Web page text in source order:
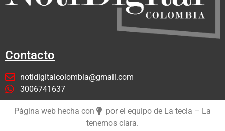
Contacto
notidigitalcolombia@gmail.com
3006741637
Página web hecha con
por el equipo de La tecla – La
tenemos clara.